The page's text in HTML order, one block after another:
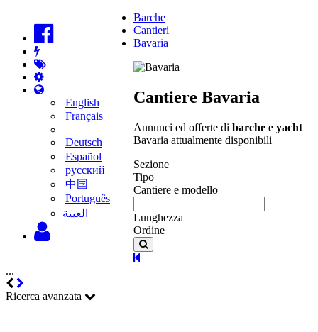
English
Français
Deutsch
Español
русский
中国
Português
‫العبية
Barche
Cantieri
Bavaria
Cantiere Bavaria
Annunci ed offerte di barche e yacht
Bavaria attualmente disponibili
Sezione
Tipo
Cantiere e modello
Lunghezza
Ordine
...
Ricerca avanzata